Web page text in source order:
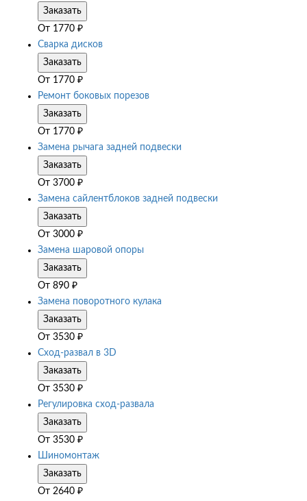
Заказать
От 1770 ₽
Сварка дисков
Заказать
От 1770 ₽
Ремонт боковых порезов
Заказать
От 1770 ₽
Замена рычага задней подвески
Заказать
От 3700 ₽
Замена сайлентблоков задней подвески
Заказать
От 3000 ₽
Замена шаровой опоры
Заказать
От 890 ₽
Замена поворотного кулака
Заказать
От 3530 ₽
Сход-развал в 3D
Заказать
От 3530 ₽
Регулировка сход-развала
Заказать
От 3530 ₽
Шиномонтаж
Заказать
От 2640 ₽